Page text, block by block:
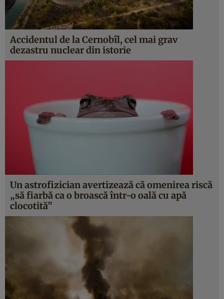
Accidentul de la Cernobîl, cel mai grav
dezastru nuclear din istorie
Un astrofizician avertizează că omenirea riscă
„să fiarbă ca o broască într-o oală cu apă
clocotită”